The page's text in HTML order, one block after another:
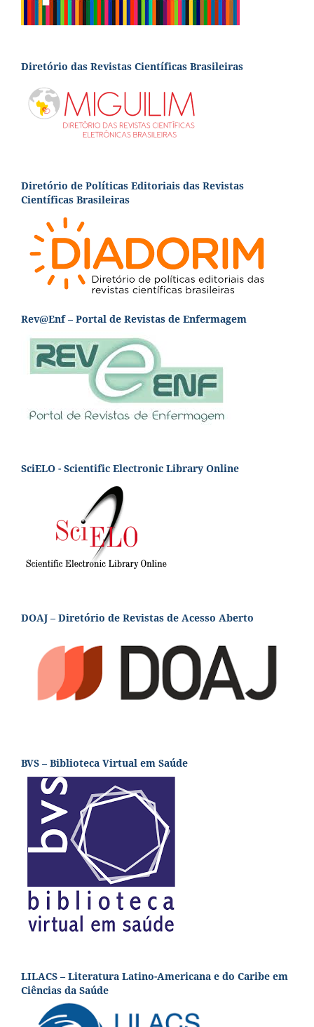
Diretório das Revistas Científicas Brasileiras
Diretório de Políticas Editoriais das Revistas
Científicas Brasileiras
Rev@Enf – Portal de Revistas de Enfermagem
SciELO - Scientific Electronic Library Online
DOAJ – Diretório de Revistas de Acesso Aberto
BVS – Biblioteca Virtual em Saúde
LILACS – Literatura Latino-Americana e do Caribe em
Ciências da Saúde